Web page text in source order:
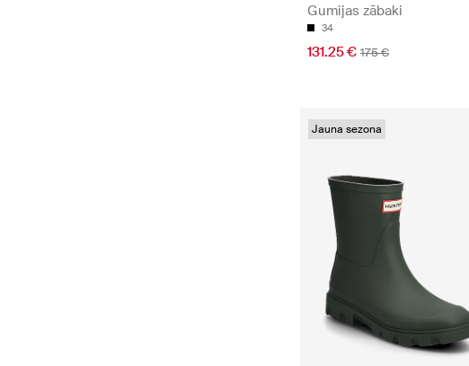
Gumijas zābaki
34
131.25 € 175 €
Jauna sezona